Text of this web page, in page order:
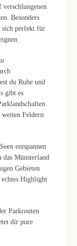
verschlungenen
Besonders
sich perfekt für
du Ruhe und
gibt es
weiten Feldern
entspannen
das Münsterland
Gebieten
Highlight
Parkrouten
dir pure